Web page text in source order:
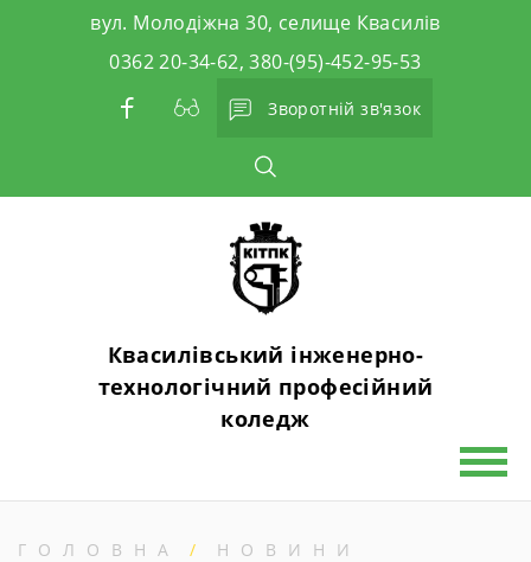
вул. Молодіжна 30, селище Квасилів
0362 20-34-62, 380-(95)-452-95-53
Зворотній зв'язок
Квасилівський інженерно-
технологічний професійний
коледж
ГОЛОВНА
НОВИНИ